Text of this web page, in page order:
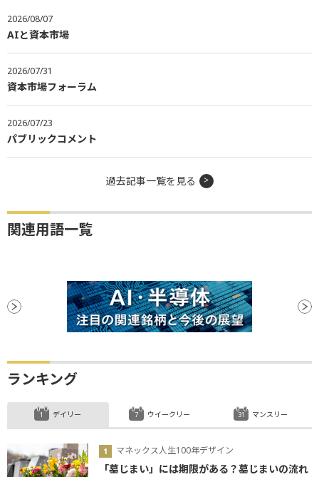
2026/08/07
AIと資本市場
2026/07/31
資本市場フォーラム
2026/07/23
パブリックコメント
過去記事一覧を見る
関連用語一覧
ランキング
デイリー
マネックス人生100年デザイン
「墓じまい」には期限がある？墓じまいの流れ
ウイークリー マンスリー